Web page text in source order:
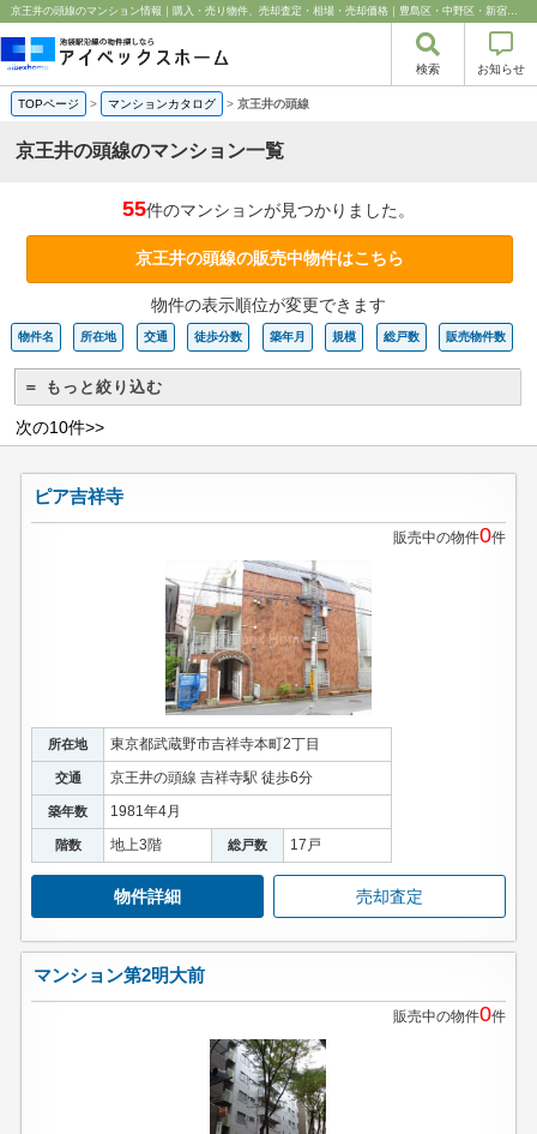
京王井の頭線のマンション情報｜購入・売り物件、売却査定・相場・売却価格｜豊島区・中野区・新宿区の中古マンション・リノベーション情報なら池袋のアイベックスホーム！
検索 お知らせ
TOPページ > マンションカタログ > 京王井の頭線
京王井の頭線のマンション一覧
55件のマンションが見つかりました。
京王井の頭線の販売中物件はこちら
物件の表示順位が変更できます
物件名 所在地 交通 徒歩分数 築年月 規模 総戸数 販売物件数
＝ もっと絞り込む
次の10件>>
ピア吉祥寺
販売中の物件0件
所在地 東京都武蔵野市吉祥寺本町2丁目
交通 京王井の頭線 吉祥寺駅 徒歩6分
築年数 1981年4月
階数 地上3階 総戸数 17戸
物件詳細 売却査定
マンション第2明大前
販売中の物件0件